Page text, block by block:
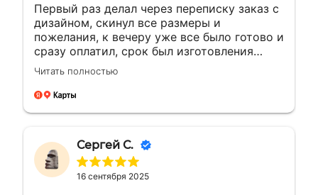
Первый раз делал через переписку заказ с
дизайном, скинул все размеры и
пожелания, к вечеру уже все было готово и
сразу оплатил, срок был изготовления
большею...а сделали раньше на день, сразу
доехал и забрал, и отказалось что
самовывоз очень рядом с домом, был
Читать полностью
Сергей С.
16 сентября 2025